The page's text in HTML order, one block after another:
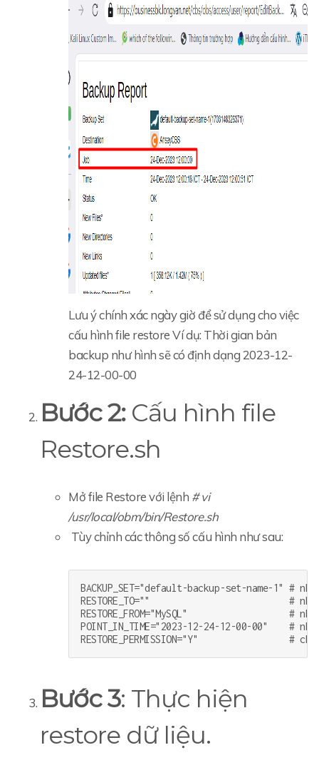
Lưu ý chính xác ngày giờ để sử dụng cho việc
cấu hình file restore Ví dụ: Thời gian bản
backup như hình sẽ có định dạng 2023-12-
24-12-00-00
Bước 2: Cấu hình file
Restore.sh
Mở file Restore với lệnh # vi
/usr/local/obm/bin/Restore.sh
Tùy chỉnh các thông số cấu hình như sau:
BACKUP_SET="default-backup-set-name-1" #
RESTORE_TO=""                          #
RESTORE_FROM="MySQL"
POINT_IN_TIME="2023-12-24-12-00-00"    #
RESTORE_PERMISSION="Y"
Bước 3: Thực hiện
restore dữ liệu.